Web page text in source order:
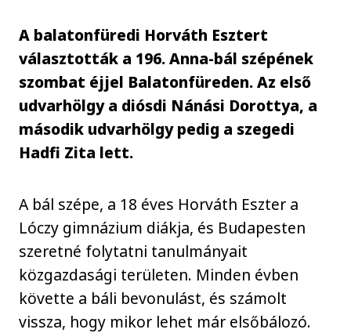
A balatonfüredi Horváth Esztert
választották a 196. Anna-bál szépének
szombat éjjel Balatonfüreden. Az első
udvarhölgy a diósdi Nánási Dorottya, a
második udvarhölgy pedig a szegedi
Hadfi Zita lett.
A bál szépe, a 18 éves Horváth Eszter a
Lóczy gimnázium diákja, és Budapesten
szeretné folytatni tanulmányait
közgazdasági területen. Minden évben
követte a báli bevonulást, és számolt
vissza, hogy mikor lehet már elsőbálozó.